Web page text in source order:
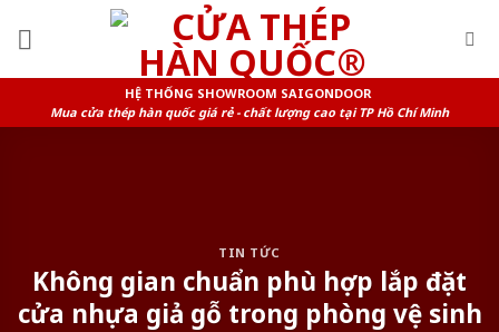
HỆ THỐNG SHOWROOM SAIGONDOOR
Mua cửa thép hàn quốc giá rẻ - chất lượng cao tại TP Hồ Chí Minh
TIN TỨC
Không gian chuẩn phù hợp lắp đặt
cửa nhựa giả gỗ trong phòng vệ sinh